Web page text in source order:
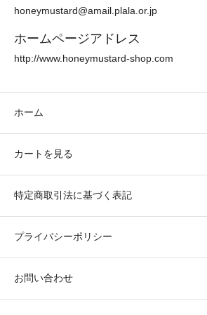
honeymustard@amail.plala.or.jp
ホームページアドレス
http://www.honeymustard-shop.com
ホーム
カートを見る
特定商取引法に基づく表記
プライバシーポリシー
お問い合わせ